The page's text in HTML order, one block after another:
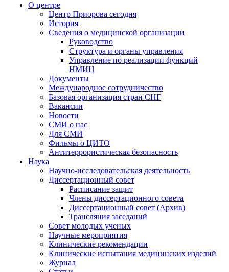
О центре
Центр Приорова сегодня
История
Сведения о медицинской организации
Руководство
Структура и органы управления
Управление по реализации функций
НМИЦ
Документы
Международное сотрудничество
Базовая организация стран СНГ
Вакансии
Новости
СМИ о нас
Для СМИ
Фильмы о ЦИТО
Антитеррористическая безопасность
Наука
Научно-исследовательская деятельность
Диссертационный совет
Расписание защит
Члены диссертационного совета
Диссертационный совет (Архив)
Трансляция заседаний
Совет молодых ученых
Научные мероприятия
Клинические рекомендации
Клинические испытания медицинских изделий
Журнал